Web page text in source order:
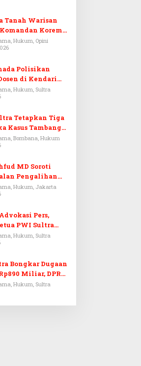
Tanah Warisan
Korem
Warisan
Pemerasan
Hukum, Opini
Polisikan
di Kendari
Puluhan Miliar
Hukum, Sultra
Tetapkan Tiga
Kasus Tambang
di Bombana
Bombana, Hukum
MD Soroti
Pengalihan
Tersangka
Hukum, Jakarta
Pers,
PWI Sultra
Menjadi
Hukum, Sultra
Bongkar Dugaan
Miliar, DPRD
RDP
Hukum, Sultra